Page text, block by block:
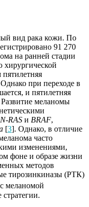
вид рака кожи. По
91 270
на ранней стадии
при переходе в
и пятилетняя
меланомы
N-RAS и BRAF,
[3]. Однако, в отличие
часто
изменениями,
фоне и образе жизни
методов
тирозинкиназы (РТК)
меланомой